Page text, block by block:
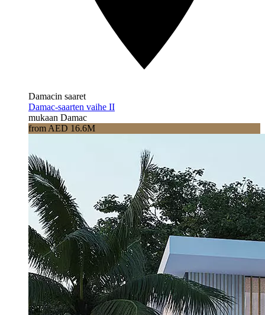
Damacin saaret
Damac-saarten vaihe II
mukaan Damac
from AED 16.6M